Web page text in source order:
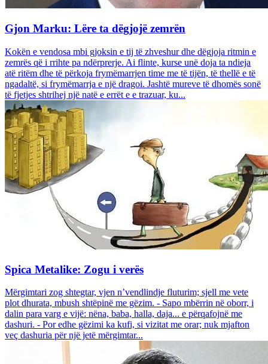
Gjon Marku: Lëre ta dëgjojë zemrën
Kokën e vendosa mbi gjoksin e tij të zhveshur dhe dëgjoja ritmin e
zemrës që i rrihte pa ndërprerje. Ai flinte, kurse unë doja ta ndieja
atë ritëm dhe të përkoja frymëmarrjen time me të tijën, të thellë e të
ngadaltë, si frymëmarrja e një dragoi. Jashtë mureve të dhomës sonë
të fjetjes shtrihej një natë e errët e e trazuar, ku...
Spica Metalike: Zogu i verës
Mërgimtari zog shtegtar, vjen n’vendlindje fluturim; sjell me vete
plot dhurata, mbush shtëpinë me gëzim. - Sapo mbërrin në oborr, i
dalin para varg e vijë: nëna, baba, halla, daja... e përqafojnë me
dashuri. - Por edhe gëzimi ka kufi, si vizitat me orar; nuk mjafton
veç dashuria për një jetë mërgimtar...